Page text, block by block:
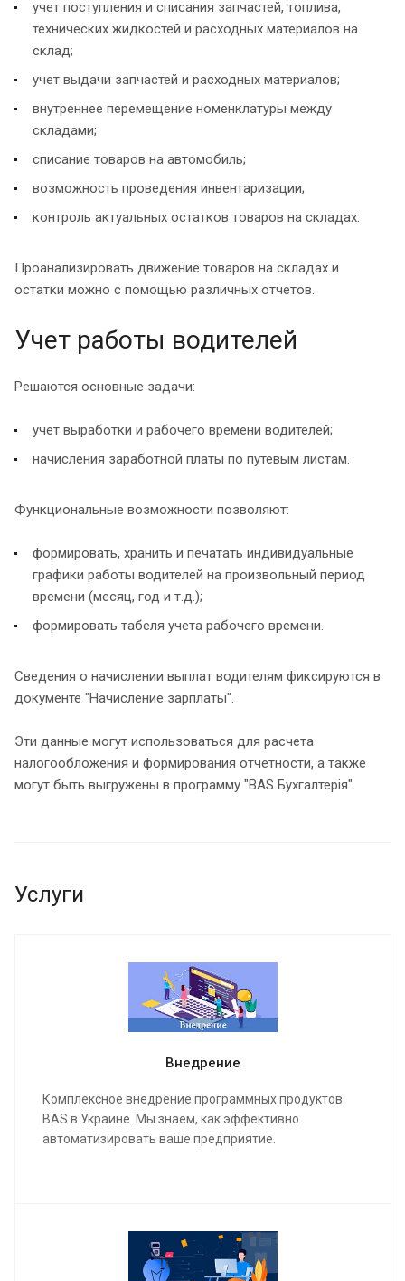
учет поступления и списания запчастей, топлива,
технических жидкостей и расходных материалов на
склад;
учет выдачи запчастей и расходных материалов;
внутреннее перемещение номенклатуры между
складами;
списание товаров на автомобиль;
возможность проведения инвентаризации;
контроль актуальных остатков товаров на складах.
Проанализировать движение товаров на складах и
остатки можно с помощью различных отчетов.
Учет работы водителей
Решаются основные задачи:
учет выработки и рабочего времени водителей;
начисления заработной платы по путевым листам.
Функциональные возможности позволяют:
формировать, хранить и печатать индивидуальные
графики работы водителей на произвольный период
времени (месяц, год и т.д.);
формировать табеля учета рабочего времени.
Сведения о начислении выплат водителям фиксируются в
документе "Начисление зарплаты".
Эти данные могут использоваться для расчета
налогообложения и формирования отчетности, а также
могут быть выгружены в программу "BAS Бухгалтерія".
Услуги
Внедрение
Комплексное внедрение программных продуктов
BAS в Украине. Мы знаем, как эффективно
автоматизировать ваше предприятие.